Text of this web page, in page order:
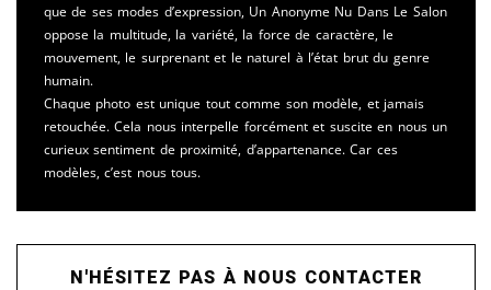
que de ses modes d’expression, Un Anonyme Nu Dans Le Salon
oppose la multitude, la variété, la force de caractère, le
mouvement, le surprenant et le naturel à l’état brut du genre
humain.
Chaque photo est unique tout comme son modèle, et jamais
retouchée. Cela nous interpelle forcément et suscite en nous un
curieux sentiment de proximité, d’appartenance. Car ces
modèles, c’est nous tous.
N'HÉSITEZ PAS À NOUS CONTACTER